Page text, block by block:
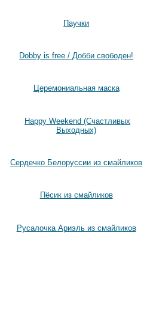
Паучки
Dobby is free / Добби свободен!
Церемониальная маска
Happy Weekend (Счастливых
Выходных)
Сердечко Белоруссии из смайликов
Пёсик из смайликов
Русалочка Ариэль из смайликов